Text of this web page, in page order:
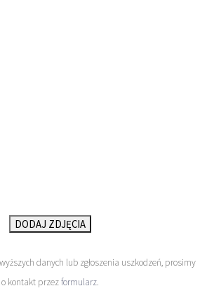
DODAJ ZDJĘCIA
danych lub zgłoszenia uszkodzeń, prosimy
o kontakt przezformularz.